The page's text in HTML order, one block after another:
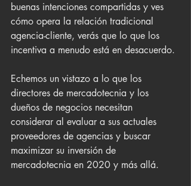
buenas intenciones compartidas y ves
cómo opera la relación tradicional
agencia-cliente, verás que lo que los
incentiva a menudo está en desacuerdo.
Echemos un vistazo a lo que los
directores de mercadotecnia y los
dueños de negocios necesitan
considerar al evaluar a sus actuales
proveedores de agencias y buscar
maximizar su inversión de
mercadotecnia en 2020 y más allá.